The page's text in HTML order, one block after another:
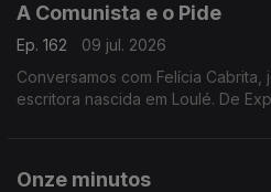
A Comunista e o Pide
Ep. 162
09 jul. 2026
Conversamos com Felícia Cabrita,
escritora nascida em Loulé. De
Onze minutos